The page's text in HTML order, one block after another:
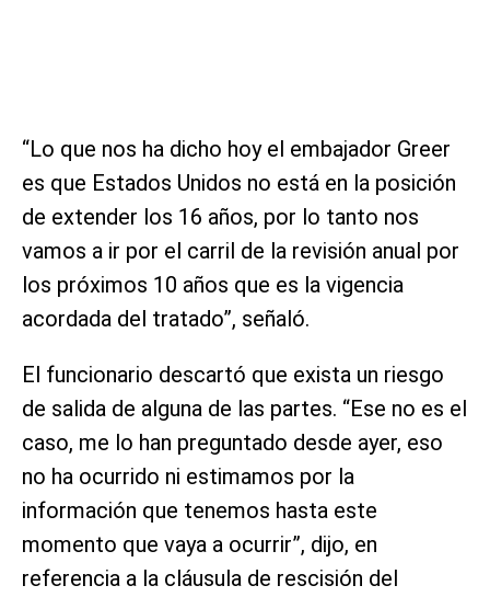
“Lo que nos ha dicho hoy el embajador Greer
es que Estados Unidos no está en la posición
de extender los 16 años, por lo tanto nos
vamos a ir por el carril de la revisión anual por
los próximos 10 años que es la vigencia
acordada del tratado”, señaló.
El funcionario descartó que exista un riesgo
de salida de alguna de las partes. “Ese no es el
caso, me lo han preguntado desde ayer, eso
no ha ocurrido ni estimamos por la
información que tenemos hasta este
momento que vaya a ocurrir”, dijo, en
referencia a la cláusula de rescisión del